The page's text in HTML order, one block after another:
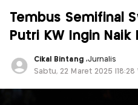
Tembus Semifinal
Putri KW Ingin Naik
Cikal Bintang ,Jurnalis
Sabtu, 22 Maret 2025 |18:28